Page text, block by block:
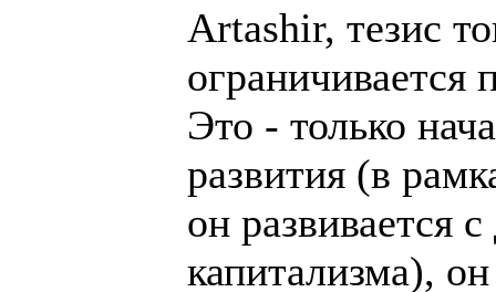
Artashir, тезис
ограничивается
Это - только
развития (в
он развивается
капитализма),